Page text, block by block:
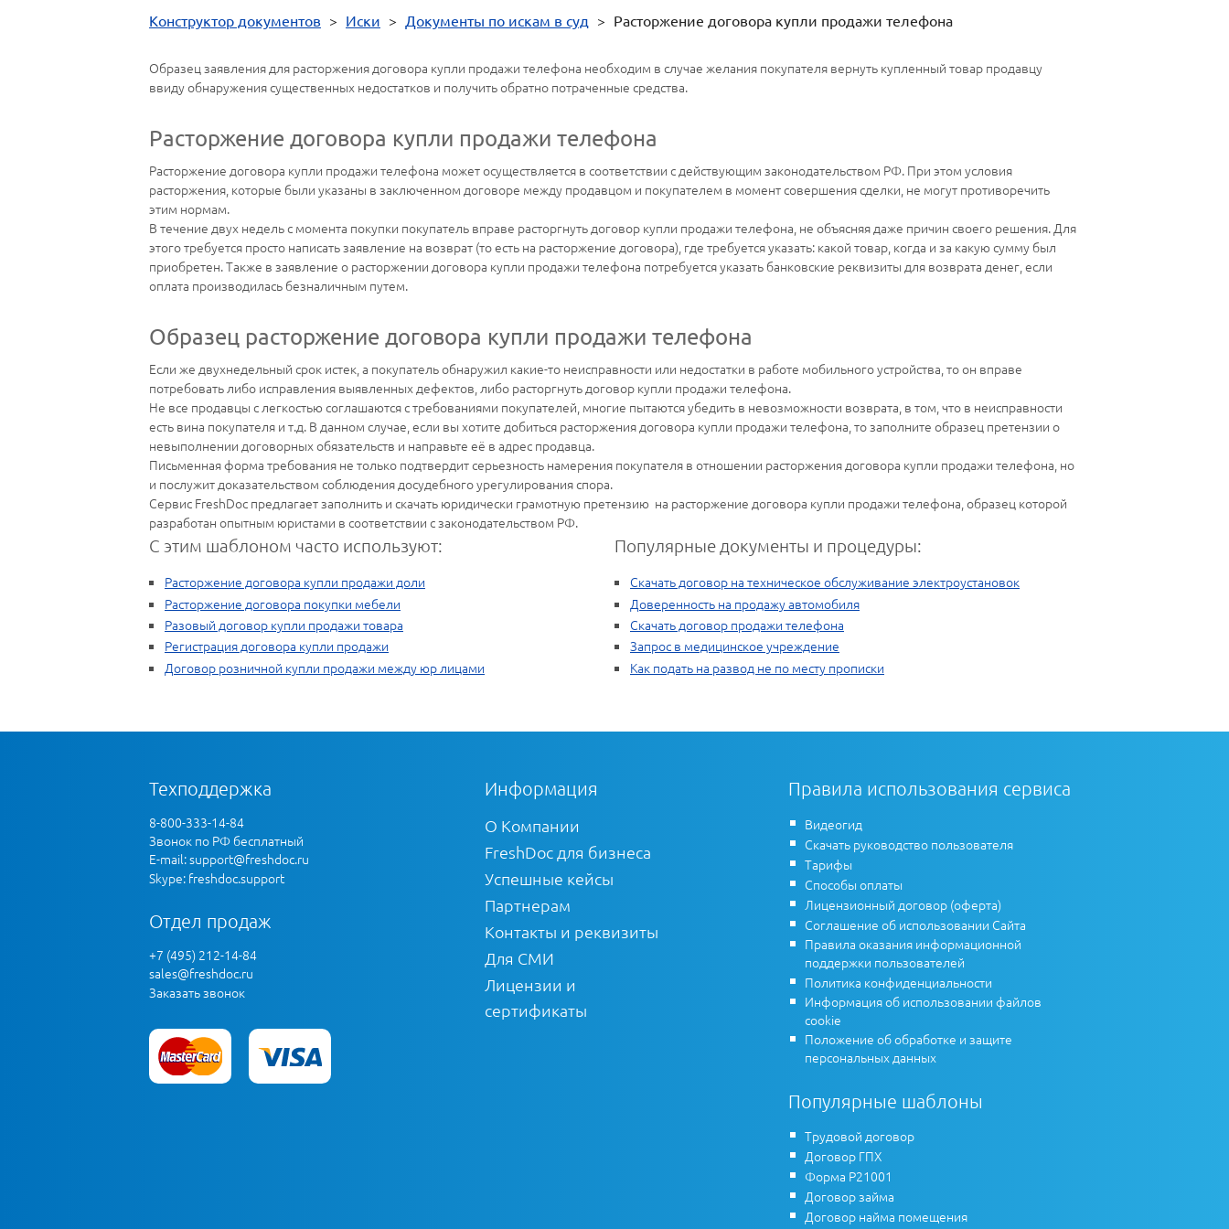
Конструктор документов > Иски > Документы по искам в суд > Расторжение договора купли продажи телефона
Образец заявления для расторжения договора купли продажи телефона необходим в случае желания покупателя вернуть купленный товар продавцу
ввиду обнаружения существенных недостатков и получить обратно потраченные средства.
Расторжение договора купли продажи телефона
Расторжение договора купли продажи телефона может осуществляется в соответствии с действующим законодательством РФ. При этом условия
расторжения, которые были указаны в заключенном договоре между продавцом и покупателем в момент совершения сделки, не могут противоречить
этим нормам.
В течение двух недель с момента покупки покупатель вправе расторгнуть договор купли продажи телефона, не объясняя даже причин своего решения. Для
этого требуется просто написать заявление на возврат (то есть на расторжение договора), где требуется указать: какой товар, когда и за какую сумму был
приобретен. Также в заявление о расторжении договора купли продажи телефона потребуется указать банковские реквизиты для возврата денег, если
оплата производилась безналичным путем.
Образец расторжение договора купли продажи телефона
Если же двухнедельный срок истек, а покупатель обнаружил какие-то неисправности или недостатки в работе мобильного устройства, то он вправе
потребовать либо исправления выявленных дефектов, либо расторгнуть договор купли продажи телефона.
Не все продавцы с легкостью соглашаются с требованиями покупателей, многие пытаются убедить в невозможности возврата, в том, что в неисправности
есть вина покупателя и т.д. В данном случае, если вы хотите добиться расторжения договора купли продажи телефона, то заполните образец претензии о
невыполнении договорных обязательств и направьте её в адрес продавца.
Письменная форма требования не только подтвердит серьезность намерения покупателя в отношении расторжения договора купли продажи телефона, но
и послужит доказательством соблюдения досудебного урегулирования спора.
Сервис FreshDoc предлагает заполнить и скачать юридически грамотную претензию на расторжение договора купли продажи телефона, образец которой
разработан опытным юристами в соответствии с законодательством РФ.
С этим шаблоном часто используют:
Расторжение договора купли продажи доли
Расторжение договора покупки мебели
Разовый договор купли продажи товара
Регистрация договора купли продажи
Договор розничной купли продажи между юр лицами
Популярные документы и процедуры:
Скачать договор на техническое обслуживание электроустановок
Доверенность на продажу автомобиля
Скачать договор продажи телефона
Запрос в медицинское учреждение
Как подать на развод не по месту прописки
Техподдержка
8-800-333-14-84
Звонок по РФ бесплатный
E-mail:support@freshdoc.ru
Skype: freshdoc.support
Отдел продаж
+7 (495) 212-14-84
sales@freshdoc.ru
Заказать звонок
Информация
О Компании
FreshDoc для бизнеса
Успешные кейсы
Партнерам
Контакты и реквизиты
Для СМИ
Лицензии и
сертификаты
Правила использования сервиса
Видеогид
Скачать руководство пользователя
Тарифы
Способы оплаты
Лицензионный договор (оферта)
Соглашение об использовании Сайта
Правила оказания информационной
поддержки пользователей
Политика конфиденциальности
Информация об использовании файлов
cookie
Положение об обработке и защите
персональных данных
Популярные шаблоны
Трудовой договор
Договор ГПХ
Форма Р21001
Договор займа
Договор найма помещения